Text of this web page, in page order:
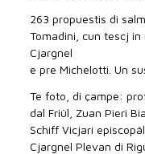
263 propuestis di
Tomadini, cun tescj
Cjargnel
e pre Michelotti. Un
Te foto, di çampe:
dal Friûl, Zuan Pieri
Schiff Vicjari
Cjargnel Plevan di